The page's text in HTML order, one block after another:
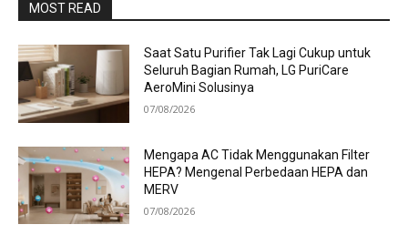
MOST READ
Saat Satu Purifier Tak Lagi Cukup untuk
Seluruh Bagian Rumah, LG PuriCare
AeroMini Solusinya
07/08/2026
Mengapa AC Tidak Menggunakan Filter
HEPA? Mengenal Perbedaan HEPA dan
MERV
07/08/2026